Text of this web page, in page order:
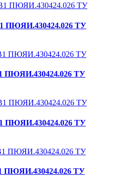
ПЮЯИ.430424.026 ТУ
ТУ
ПЮЯИ.430424.026 ТУ
ТУ